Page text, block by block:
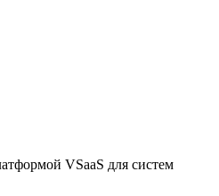
VSaaS для систем